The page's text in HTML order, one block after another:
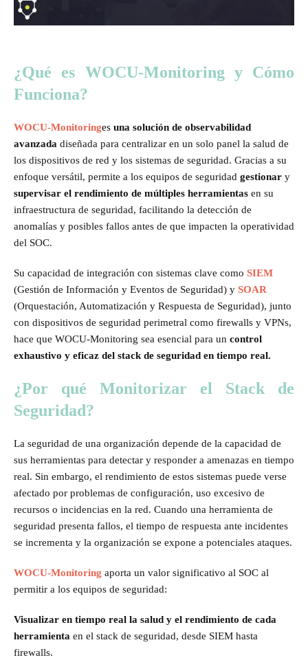
¿Qué es WOCU-Monitoring y Cómo
Funciona?
WOCU-Monitoringes una solución de observabilidad
avanzada diseñada para centralizar en un solo panel la salud de
los dispositivos de red y los sistemas de seguridad. Gracias a su
enfoque versátil, permite a los equipos de seguridad gestionar y
supervisar el rendimiento de múltiples herramientas en su
infraestructura de seguridad, facilitando la detección de
anomalías y posibles fallos antes de que impacten la operatividad
del SOC.
Su capacidad de integración con sistemas clave como SIEM
(Gestión de Información y Eventos de Seguridad) y SOAR
(Orquestación, Automatización y Respuesta de Seguridad), junto
con dispositivos de seguridad perimetral como firewalls y VPNs,
hace que WOCU-Monitoring sea esencial para un control
exhaustivo y eficaz del stack de seguridad en tiempo real.
¿Por qué Monitorizar el Stack de
Seguridad?
La seguridad de una organización depende de la capacidad de
sus herramientas para detectar y responder a amenazas en tiempo
real. Sin embargo, el rendimiento de estos sistemas puede verse
afectado por problemas de configuración, uso excesivo de
recursos o incidencias en la red. Cuando una herramienta de
seguridad presenta fallos, el tiempo de respuesta ante incidentes
se incrementa y la organización se expone a potenciales ataques.
WOCU-Monitoring aporta un valor significativo al SOC al
permitir a los equipos de seguridad:
Visualizar en tiempo real la salud y el rendimiento de cada
herramienta en el stack de seguridad, desde SIEM hasta
firewalls.